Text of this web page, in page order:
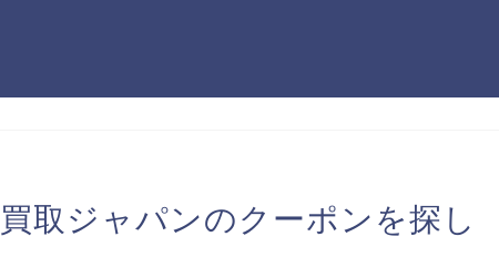
取ジャパンのクーポンを探し